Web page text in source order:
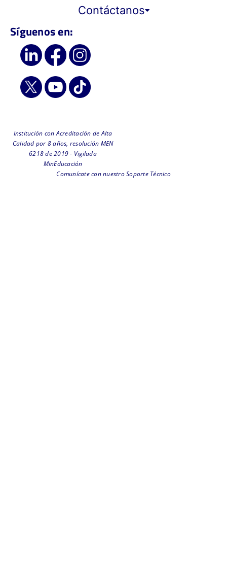
Contáctanos
Síguenos en:
Institución con Acreditación de Alta
Calidad por 8 años, resolución MEN
6218 de 2019 - Vigilada
MinEducación
Comunícate con nuestro Soporte Técnico